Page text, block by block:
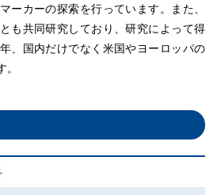
ーカーの探索を行っています。また、
も共同研究しており、研究によって得
、国内だけでなく米国やヨーロッパの